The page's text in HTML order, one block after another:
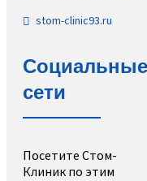
stom-clinic93.ru
Социальные
сети
Посетите Стом-
Клиник по этим